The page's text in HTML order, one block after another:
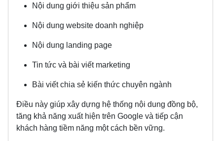
Nội dung giới thiệu sản phẩm
Nội dung website doanh nghiệp
Nội dung landing page
Tin tức và bài viết marketing
Bài viết chia sẻ kiến thức chuyên ngành
Điều này giúp xây dựng hệ thống nội dung đồng bộ,
tăng khả năng xuất hiện trên Google và tiếp cận
khách hàng tiềm năng một cách bền vững.